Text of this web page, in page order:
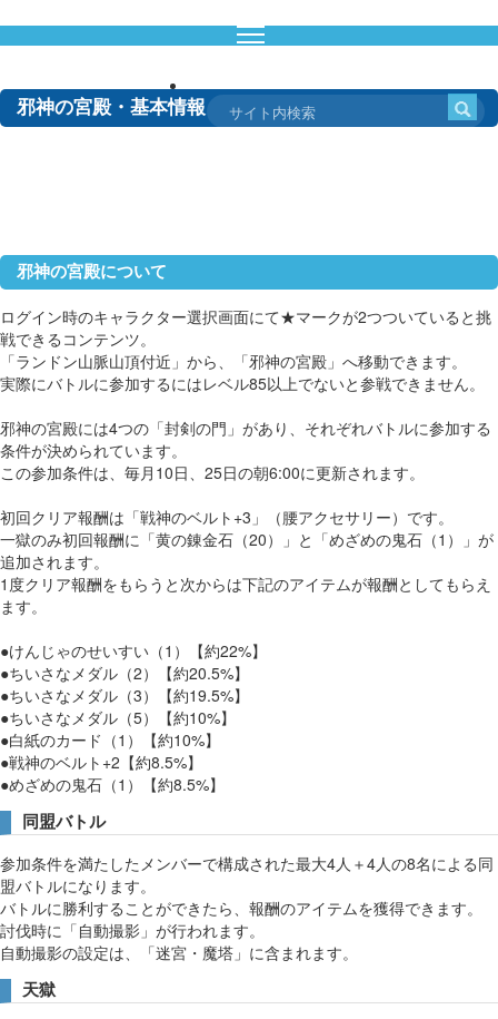
邪神の宮殿・基本情報
邪神の宮殿について
ログイン時のキャラクター選択画面にて★マークが2つついていると挑
戦できるコンテンツ。
「ランドン山脈山頂付近」から、「邪神の宮殿」へ移動できます。
実際にバトルに参加するにはレベル85以上でないと参戦できません。
邪神の宮殿には4つの「封剣の門」があり、それぞれバトルに参加する
条件が決められています。
この参加条件は、毎月10日、25日の朝6:00に更新されます。
初回クリア報酬は「戦神のベルト+3」（腰アクセサリー）です。
一獄のみ初回報酬に「黄の錬金石（20）」と「めざめの鬼石（1）」が
追加されます。
1度クリア報酬をもらうと次からは下記のアイテムが報酬としてもらえ
ます。
●けんじゃのせいすい（1）【約22%】
●ちいさなメダル（2）【約20.5%】
●ちいさなメダル（3）【約19.5%】
●ちいさなメダル（5）【約10%】
●白紙のカード（1）【約10%】
●戦神のベルト+2【約8.5%】
●めざめの鬼石（1）【約8.5%】
同盟バトル
参加条件を満たしたメンバーで構成された最大4人＋4人の8名による同
盟バトルになります。
バトルに勝利することができたら、報酬のアイテムを獲得できます。
討伐時に「自動撮影」が行われます。
自動撮影の設定は、「迷宮・魔塔」に含まれます。
天獄